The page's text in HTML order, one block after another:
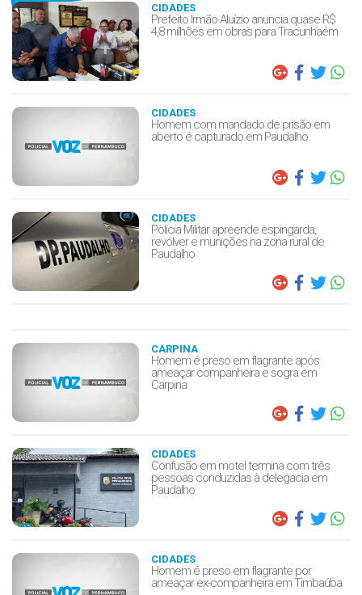
CIDADES
Prefeito Irmão Aluízio anuncia quase R$
4,8 milhões em obras para Tracunhaém
CIDADES
Homem com mandado de prisão em
aberto é capturado em Paudalho
CIDADES
Polícia Militar apreende espingarda,
revólver e munições na zona rural de
Paudalho
CARPINA
Homem é preso em flagrante após
ameaçar companheira e sogra em
Carpina
CIDADES
Confusão em motel termina com três
pessoas conduzidas à delegacia em
Paudalho
CIDADES
Homem é preso em flagrante por
ameaçar ex-companheira em Timbaúba